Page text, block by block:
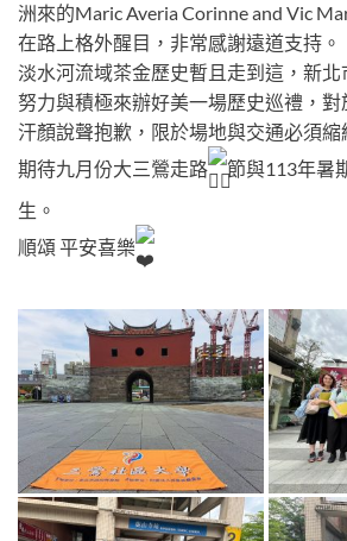
洲來的Maric Averia Corinne and Vic
在路上格外醒目，非常感謝遠道支持。
淡水河流域茶金歷史暫且走到這，新
努力與積極來辦好美一場歷史巡禮，
汗顏說聲抱歉，限於場地與交通必須縮
期待九月份大三鶯走路
節與113年暑
生。
順頌 平安喜樂